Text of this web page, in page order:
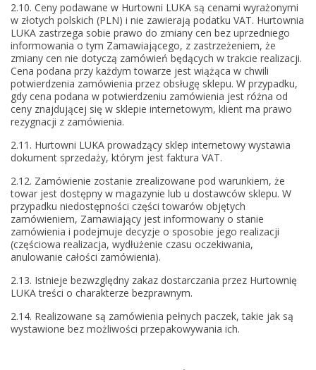
2.10. Ceny podawane w Hurtowni LUKA są cenami wyrażonymi
w złotych polskich (PLN) i nie zawierają podatku VAT. Hurtownia
LUKA zastrzega sobie prawo do zmiany cen bez uprzedniego
informowania o tym Zamawiającego, z zastrzeżeniem, że
zmiany cen nie dotyczą zamówień będących w trakcie realizacji.
Cena podana przy każdym towarze jest wiążąca w chwili
potwierdzenia zamówienia przez obsługę sklepu. W przypadku,
gdy cena podana w potwierdzeniu zamówienia jest różna od
ceny znajdującej się w sklepie internetowym, klient ma prawo
rezygnacji z zamówienia.
2.11. Hurtowni LUKA prowadzący sklep internetowy wystawia
dokument sprzedaży, którym jest faktura VAT.
2.12. Zamówienie zostanie zrealizowane pod warunkiem, że
towar jest dostępny w magazynie lub u dostawców sklepu. W
przypadku niedostępności części towarów objętych
zamówieniem, Zamawiający jest informowany o stanie
zamówienia i podejmuje decyzje o sposobie jego realizacji
(częściowa realizacja, wydłużenie czasu oczekiwania,
anulowanie całości zamówienia).
2.13. Istnieje bezwzględny zakaz dostarczania przez Hurtownię
LUKA treści o charakterze bezprawnym.
2.14. Realizowane są zamówienia pełnych paczek, takie jak są
wystawione bez możliwości przepakowywania ich.